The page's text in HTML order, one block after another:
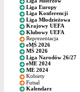
Liga Europy
Liga Konferencji
Liga Młodzieżowa
Krajowy UEFA
Klubowy UEFA
Reprezentacja
eMŚ 2026
MŚ 2026
Liga Narodów 26/27
eME 2024
ME 2024
Kobiety
Futsal
Kalendarz